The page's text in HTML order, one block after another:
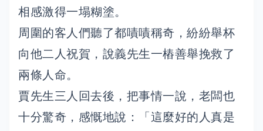
相感激得一塌糊塗。
周圍的客人們聽了都嘖嘖稱奇，紛紛舉杯
向他二人祝賀，說義先生一樁善舉挽救了
兩條人命。
賈先生三人回去後，把事情一說，老闆也
十分驚奇，感慨地說：「這麼好的人真是